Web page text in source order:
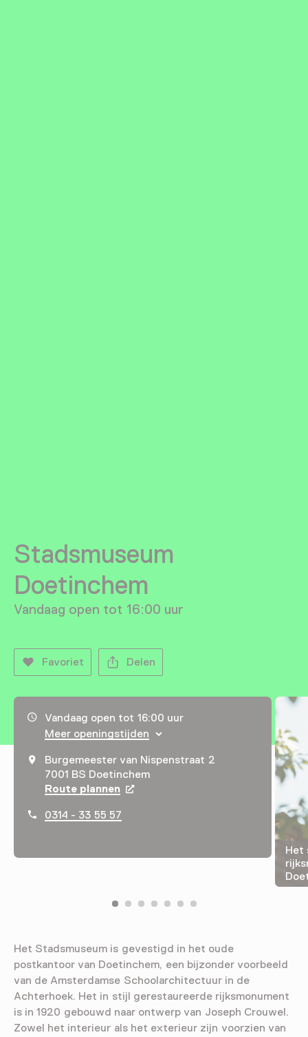
Stadsmuseum
Doetinchem
Vandaag open tot 16:00 uur
Favoriet Delen
Openingstijden, adres & telefoonnummer
Vandaag open tot 16:00 uur
Meer openingstijden
Burgemeester van Nispenstraat 2
7001 BS Doetinchem
Route plannen Opent in een nieuw tabblad
0314 - 33 55 57
Het
Het Stadsmuseum is gevestigd in het oude
postkantoor van Doetinchem, een bijzonder voorbeeld
van de Amsterdamse Schoolarchitectuur in de
Achterhoek. Het in stijl gerestaureerde rijksmonument
is in 1920 gebouwd naar ontwerp van Joseph Crouwel.
Zowel het interieur als het exterieur zijn voorzien van